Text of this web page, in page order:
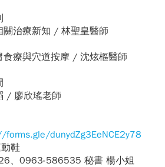
關治療新知 / 林聖皇醫師
食療與穴道按摩 / 沈炫樞醫師
/ 廖欣瑤老師
dunydZg3EeNCE2y78
鞋
、0963-586535 秘書 楊小姐